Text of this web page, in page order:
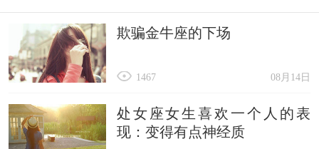
16. 宝石
17. 财宝
18. 聚宝盆
20. 钞票宝
21. 财神狗
欺骗金牛座的下场
08月14日
1467
处女座女生喜欢一个人的表
现：变得有点神经质